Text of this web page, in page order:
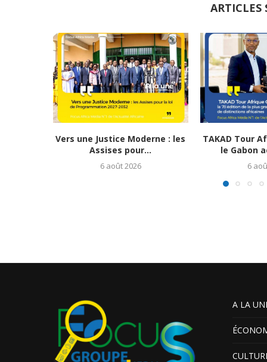
ARTICLES
Vers une Justice Moderne : les
Assises pour...
6 août 2026
TAKAD Tour
le Gabon
6
A LA